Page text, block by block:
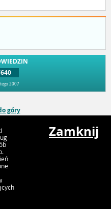
2007
góry
Strumień
Strumień
Zamknij